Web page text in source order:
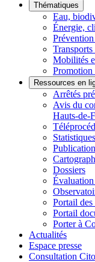
Thématiques
Eau,
Énergie,
Mobilités
Promotion
Ressources en
Arrêtés
Avis du
Hauts-de-
Statistiques
Dossiers
Portail des
Portail
Porter à
Actualités
Espace presse
Consultation